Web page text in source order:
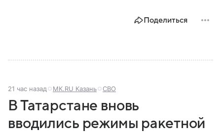
Поделиться
21 час назад МК.RU Казань СВО
В Татарстане вновь
вводились режимы ракетной